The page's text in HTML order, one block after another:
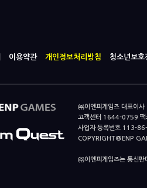
이용약관 개인정보처리방침 청소년보호
㈜이엔피게임즈 대표이
고객센터 1644-0759
사업자 등록번호 113-
COPYRIGHT@ENP
㈜이엔피게임즈는 통신판